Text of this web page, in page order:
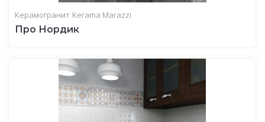
Керамогранит Kerama Marazzi
Про Нордик